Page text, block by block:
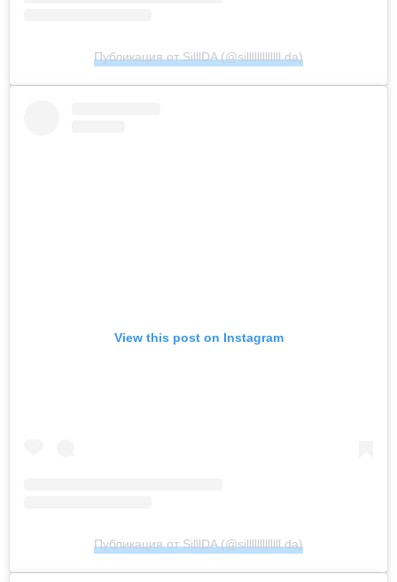
Публикация от SilllDA (@silllllllllllll.da)
View this post on Instagram
Публикация от SilllDA (@silllllllllllll.da)